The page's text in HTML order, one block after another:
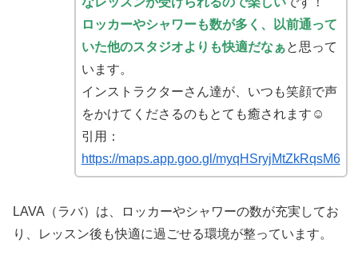
ロッカーやシャワーも数が多く、以前通って
いた他のスタジオよりも快適だなぁと思って
います。
インストラクターさん達が、いつも笑顔で声
をかけてくださるのもとても癒されます☺︎
引用：
https://maps.app.goo.gl/myqHSryjMtZkRqsM6
LAVA（ラバ）は、ロッカーやシャワーの数が充実してお
り、レッスン後も快適に過ごせる環境が整っています。